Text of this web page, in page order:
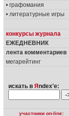
• графомания
• литературные игры
конкурсы журнала
ЕЖЕДНЕВНИК
лента комментариев
мегарейтинг
искать в Я ndex'е:
участники on-line: